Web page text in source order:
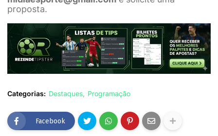
proposta.
Categorias: Destaques Programação
Facebook